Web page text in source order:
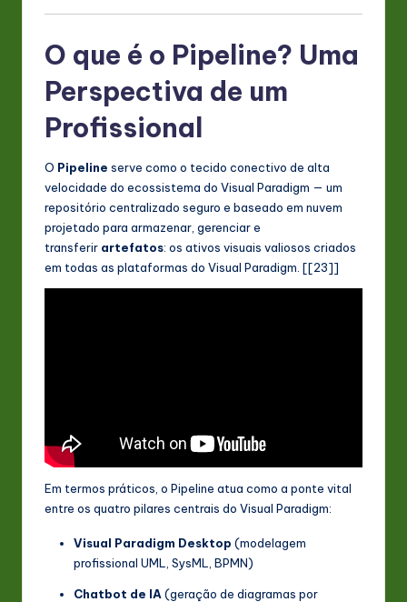
O que é o Pipeline? Uma
Perspectiva de um
Profissional
O Pipeline serve como o tecido conectivo de alta
velocidade do ecossistema do Visual Paradigm — um
repositório centralizado seguro e baseado em nuvem
projetado para armazenar, gerenciar e
transferir artefatos: os ativos visuais valiosos criados
em todas as plataformas do Visual Paradigm. [[23]]
Em termos práticos, o Pipeline atua como a ponte vital
entre os quatro pilares centrais do Visual Paradigm:
Visual Paradigm Desktop (modelagem
profissional UML, SysML, BPMN)
Chatbot de IA (geração de diagramas por